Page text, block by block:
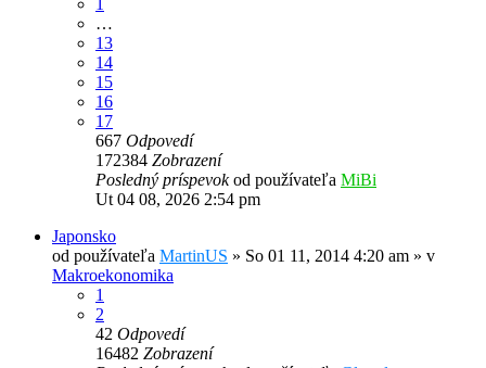
1
…
13
14
15
16
17
667 Odpovedí
172384 Zobrazení
Posledný príspevokod používateľa MiBi
Ut 04 08, 2026 2:54 pm
Japonsko
od používateľa MartinUS » So 01 11, 2014 4:20 am » v
Makroekonomika
1
2
42 Odpovedí
16482 Zobrazení